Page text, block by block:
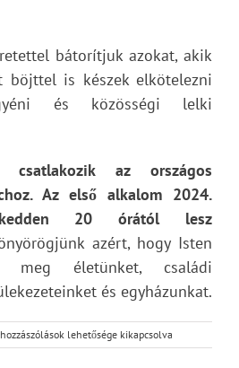
bátorítjuk azokat, akik
böjttel is készek elkötelezni
és közösségi lelki
csatlakozik az országos
Az első alkalom 2024.
20 órától lesz
azért, hogy Isten
meg életünket, családi
és egyházunkat.
lehetősége kikapcsolva